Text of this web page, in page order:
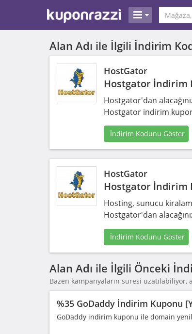
Alan Adı ile İlgili İndirim
HostGator
Hostgator İndirim
Hostgator'dan
Hostgator indirim
İndirim Kodunu Göster
HostGator
Hostgator İndirim
Hosting, sunucu
Hostgator'dan
İndirim Kodunu Göster
Alan Adı ile İlgili Önceki
Bazen kampanyaların süresi
%35 GoDaddy İndirim Kuponu
GoDaddy indirim kuponu ile domain